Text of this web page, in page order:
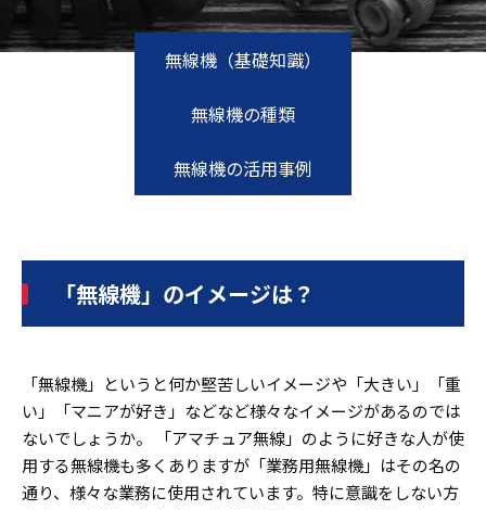
無線機（基礎知識）
無線機の種類
無線機の活用事例
「無線機」のイメージは？
「無線機」というと何か堅苦しいイメージや「大きい」「重
い」「マニアが好き」などなど様々なイメージがあるのでは
ないでしょうか。 「アマチュア無線」のように好きな人が使
用する無線機も多くありますが「業務用無線機」はその名の
通り、様々な業務に使用されています。特に意識をしない方